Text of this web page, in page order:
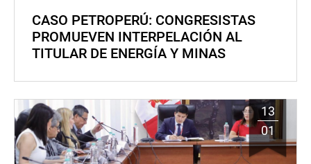
CASO PETROPERÚ: CONGRESISTAS
PROMUEVEN INTERPELACIÓN AL
TITULAR DE ENERGÍA Y MINAS
13
01